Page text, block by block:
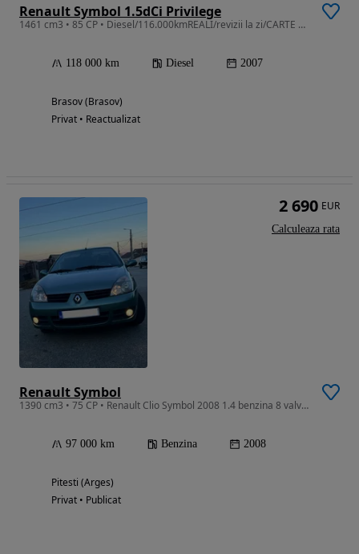
Renault Symbol 1.5dCi Privilege
1461 cm3 • 85 CP • Diesel/116.000kmREALI/revizii la zi/CARTE SERVICE/consum 3,8%
118 000 km Diesel 2007
Brasov (Brasov)
Privat • Reactualizat
Renault Symbol
1390 cm3 • 75 CP • Renault Clio Symbol 2008 1.4 benzina 8 valve ATENTIE !! DOAR 97.000km
97 000 km Benzina 2008
Pitesti (Arges)
Privat • Publicat
2 690 EUR
Calculeaza rata